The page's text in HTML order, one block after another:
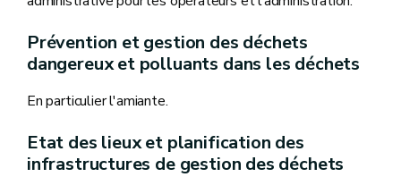
Prévention et gestion des déchets
dangereux et polluants dans les déchets
En particulier l'amiante.
Etat des lieux et planification des
infrastructures de gestion des déchets